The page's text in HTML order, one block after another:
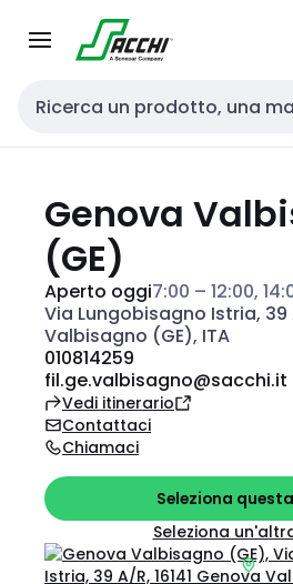
navigazionecontenuto
Cerca input
Genova
(GE)
Aperto oggi7:00 – 12:00,
Via Lungobisagno Istria, 39
Valbisagno (GE), ITA
010814259
fil.ge.valbisagno@sacchi.it
Vedi itinerario
Contattaci
Chiamaci
Seleziona
Seleziona